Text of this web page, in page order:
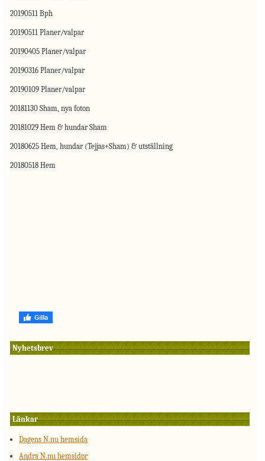
20190511 Bph
20190511 Planer/valpar
20190405 Planer/valpar
20190316 Planer/valpar
20190109 Planer/valpar
20181130 Sham, nya foton
20181029 Hem & hundar Sham
20180625 Hem, hundar (Tejjas+Sham) & utställning
20180518 Hem
Nyhetsbrev
Länkar
Dagens N.nu hemsida
Andra N.nu hemsidor